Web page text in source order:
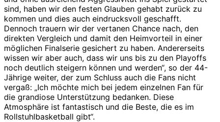
sind, haben wir den festen Glauben gehabt zurück zu
kommen und dies auch eindrucksvoll geschafft.
Dennoch trauern wir der vertanen Chance nach, den
direkten Vergleich und damit den Heimvorteil in einer
möglichen Finalserie gesichert zu haben. Andererseits
wissen wir aber auch, dass wir uns bis zu den Playoffs
noch deutlich steigern können und werden“, so der 44-
Jährige weiter, der zum Schluss auch die Fans nicht
vergaß: „Ich möchte mich bei jedem einzelnen Fan für
die grandiose Unterstützung bedanken. Diese
Atmosphäre ist fantastisch und die Beste, die es im
Rollstuhlbasketball gibt“.